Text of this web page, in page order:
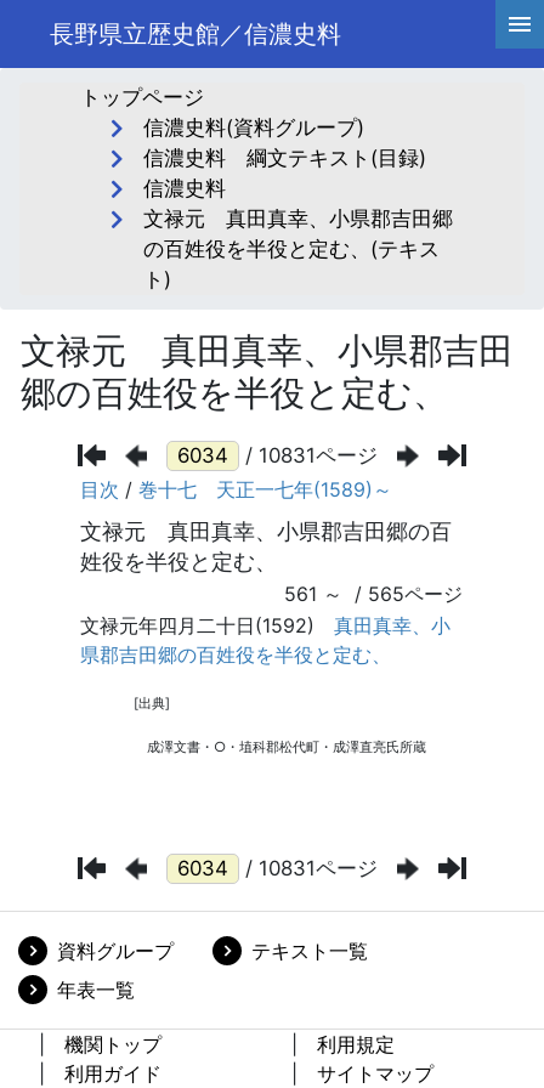
長野県立歴史館／信濃史料
トップページ
信濃史料(資料グループ)
信濃史料 綱文テキスト(目録)
信濃史料
文禄元 真田真幸、小県郡吉田郷
の百姓役を半役と定む、(テキス
ト)
文禄元 真田真幸、小県郡吉田
郷の百姓役を半役と定む、
/ 10831ページ
/ 10831ページ
資料グループ
テキスト一覧
年表一覧
機関トップ
利用規定
利用ガイド
サイトマップ